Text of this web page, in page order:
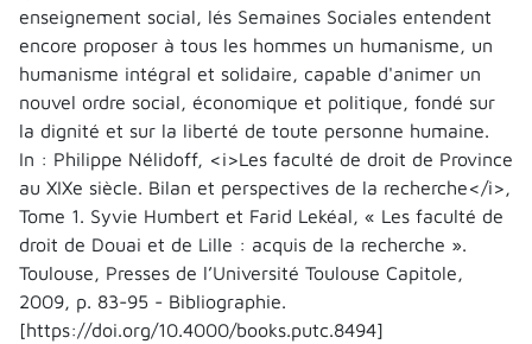
enseignement social, lés Semaines Sociales entendent
encore proposer à tous les hommes un humanisme, un
humanisme intégral et solidaire, capable d'animer un
nouvel ordre social, économique et politique, fondé sur
la dignité et sur la liberté de toute personne humaine.
In : Philippe Nélidoff, <i>Les faculté de droit de Province
au XIXe siècle. Bilan et perspectives de la recherche</i>,
Tome 1. Syvie Humbert et Farid Lekéal, « Les faculté de
droit de Douai et de Lille : acquis de la recherche ».
Toulouse, Presses de l’Université Toulouse Capitole,
2009, p. 83-95 - Bibliographie.
[https://doi.org/10.4000/books.putc.8494]